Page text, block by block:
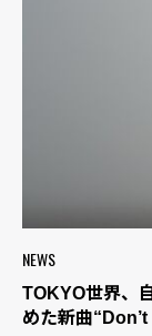
NEWS
TOKYO世界、
めた新曲